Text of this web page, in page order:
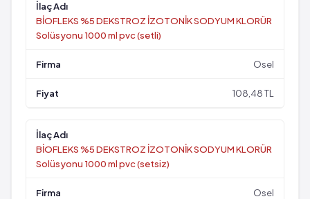
BİOFLEKS %5 DEKSTROZ İZOTONİK SODYUM KLORÜR
Solüsyonu 1000 ml pvc (setli)
Osel
108,48 TL
BİOFLEKS %5 DEKSTROZ İZOTONİK SODYUM KLORÜR
Solüsyonu 1000 ml pvc (setsiz)
Osel